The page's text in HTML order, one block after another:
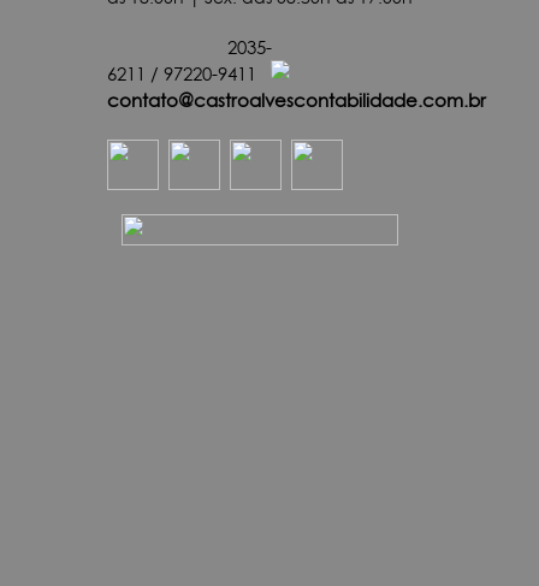
2035-
6211
/ 97220-9411
contato@castroalvescontabilidade.com.br